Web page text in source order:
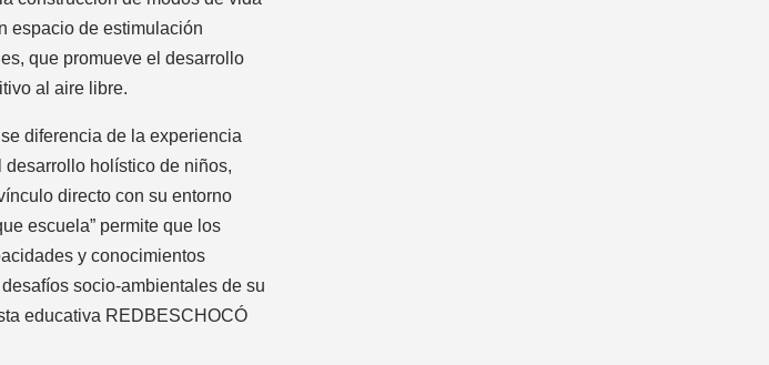
espacio de estimulación
que promueve el desarrollo
al aire libre.
diferencia de la experiencia
holístico de niños,
directo con su entorno
escuela” permite que los
y conocimientos
socio-ambientales de su
educativa REDBESCHOCÓ